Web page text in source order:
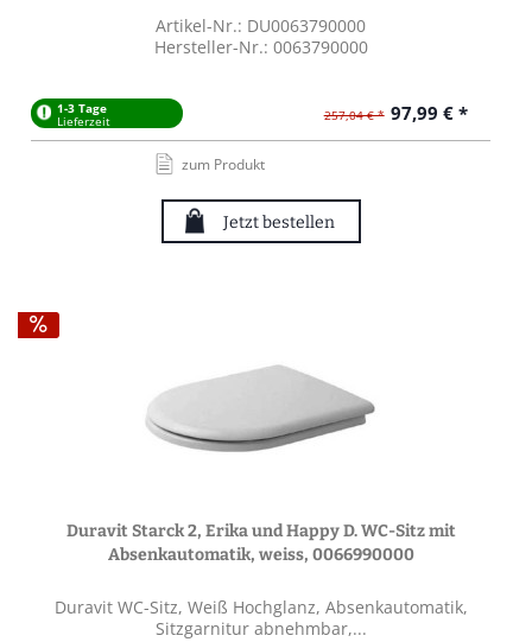
Artikel-Nr.: DU0063790000
Hersteller-Nr.: 0063790000
1-3 Tage
Lieferzeit 257,04 € * 97,99 € *
zum Produkt
Jetzt bestellen
Duravit Starck 2, Erika und Happy D. WC-Sitz mit
Absenkautomatik, weiss, 0066990000
Duravit WC-Sitz, Weiß Hochglanz, Absenkautomatik,
Sitzgarnitur abnehmbar,...